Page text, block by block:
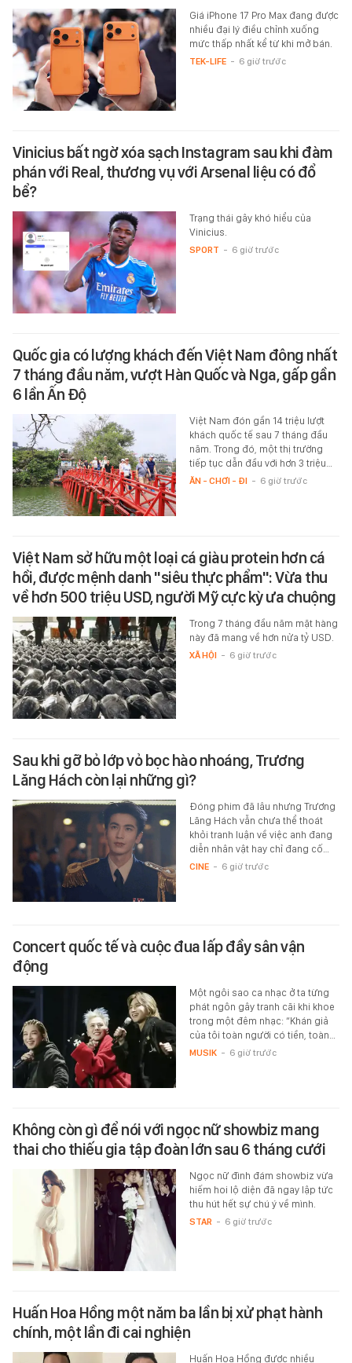
Giá iPhone 17 Pro Max đang được
nhiều đại lý điều chỉnh xuống
mức thấp nhất kể từ khi mở bán.
TEK-LIFE - 6 giờ trước
Vinicius bất ngờ xóa sạch Instagram sau khi đàm
phán với Real, thương vụ với Arsenal liệu có đổ
bể?
Trạng thái gây khó hiểu của
Vinicius.
SPORT - 6 giờ trước
Quốc gia có lượng khách đến Việt Nam đông nhất
7 tháng đầu năm, vượt Hàn Quốc và Nga, gấp gần
6 lần Ấn Độ
Việt Nam đón gần 14 triệu lượt
khách quốc tế sau 7 tháng đầu
năm. Trong đó, một thị trường
tiếp tục dẫn đầu với hơn 3 triệu…
ĂN - CHƠI - ĐI - 6 giờ trước
Việt Nam sở hữu một loại cá giàu protein hơn cá
hồi, được mệnh danh "siêu thực phẩm": Vừa thu
về hơn 500 triệu USD, người Mỹ cực kỳ ưa chuộng
Trong 7 tháng đầu năm mặt hàng
này đã mang về hơn nửa tỷ USD.
XÃ HỘI - 6 giờ trước
Sau khi gỡ bỏ lớp vỏ bọc hào nhoáng, Trương
Lăng Hách còn lại những gì?
Đóng phim đã lâu nhưng Trương
Lăng Hách vẫn chưa thể thoát
khỏi tranh luận về việc anh đang
diễn nhân vật hay chỉ đang cố…
CINE - 6 giờ trước
Concert quốc tế và cuộc đua lấp đầy sân vận
động
Một ngôi sao ca nhạc ở ta từng
phát ngôn gây tranh cãi khi khoe
trong một đêm nhạc: “Khán giả
của tôi toàn người có tiền, toàn…
MUSIK - 6 giờ trước
Không còn gì để nói với ngọc nữ showbiz mang
thai cho thiếu gia tập đoàn lớn sau 6 tháng cưới
Ngọc nữ đình đám showbiz vừa
hiếm hoi lộ diện đã ngay lập tức
thu hút hết sự chú ý về mình.
STAR - 6 giờ trước
Huấn Hoa Hồng một năm ba lần bị xử phạt hành
chính, một lần đi cai nghiện
Huấn Hoa Hồng được nhiều